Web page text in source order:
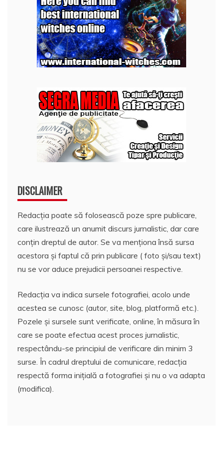
DISCLAIMER
Redacția poate să folosească poze spre publicare,
care ilustrează un anumit discurs jurnalistic, dar care
conțin dreptul de autor. Se va menționa însă sursa
acestora și faptul că prin publicare ( foto și/sau text)
nu se vor aduce prejudicii persoanei respective.
Redacția va indica sursele fotografiei, acolo unde
acestea se cunosc (autor, site, blog, platformă etc.).
Pozele și sursele sunt verificate, online, în măsura în
care se poate efectua acest proces jurnalistic,
respectându-se principiul de verificare din minim 3
surse. În cadrul dreptului de comunicare, redacția
respectă forma inițială a fotografiei și nu o va adapta
(modifica).